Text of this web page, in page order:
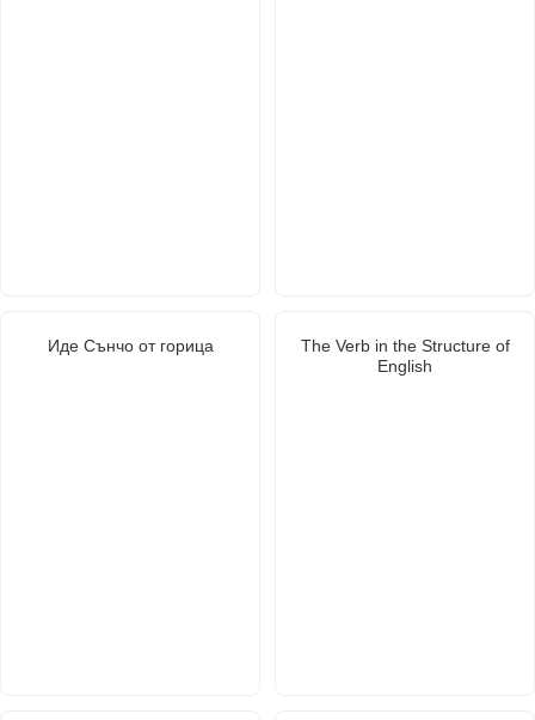
Иде Сънчо от горица
The Verb in the Structure of
English